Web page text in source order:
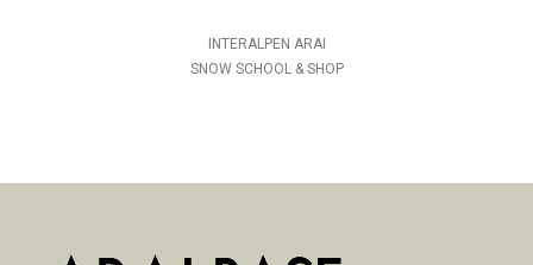
INTERALPEN ARAI
SNOW SCHOOL & SHOP